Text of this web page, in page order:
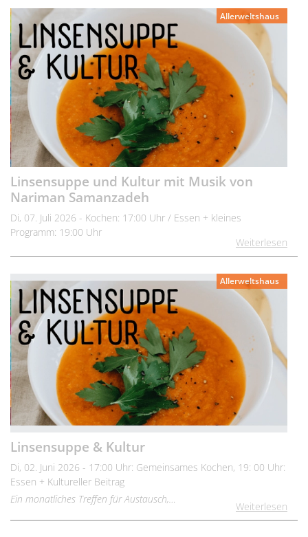
Allerweltshaus
Linsensuppe und Kultur mit Musik von
Nariman Samanzadeh
Di, 07. Juli 2026 - Kochen: 17:00 Uhr / Essen + kleines
Programm: 19:00 Uhr
Weiterlesen
Allerweltshaus
Linsensuppe & Kultur
Di, 02. Juni 2026 - 17:00 Uhr: Gemeinsames Kochen, 19: 00 Uhr:
Essen + Kultureller Beitrag
Ein monatliches Treffen für Austausch,…
Weiterlesen